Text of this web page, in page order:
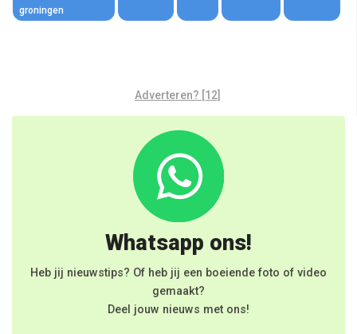
groningen
Adverteren? [12]
Whatsapp ons!
Heb jij nieuwstips? Of heb jij een boeiende foto of video
gemaakt?
Deel jouw nieuws met ons!